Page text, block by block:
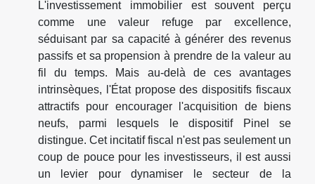
L'investissement immobilier est souvent perçu
comme une valeur refuge par excellence,
séduisant par sa capacité à générer des revenus
passifs et sa propension à prendre de la valeur au
fil du temps. Mais au-delà de ces avantages
intrinsèques, l'État propose des dispositifs fiscaux
attractifs pour encourager l'acquisition de biens
neufs, parmi lesquels le dispositif Pinel se
distingue. Cet incitatif fiscal n'est pas seulement un
coup de pouce pour les investisseurs, il est aussi
un levier pour dynamiser le secteur de la